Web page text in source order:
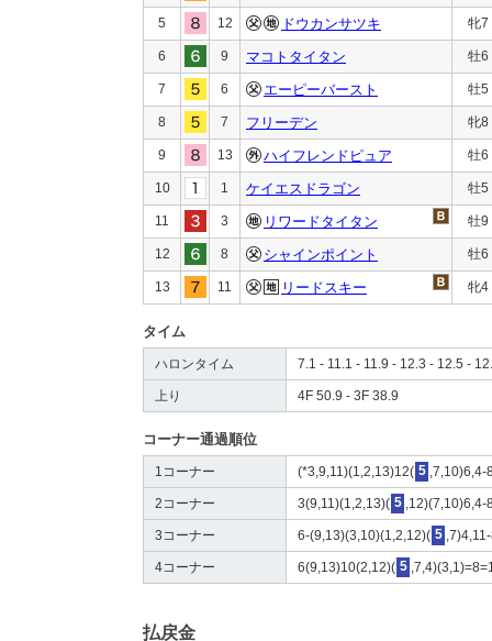
5 12 ドウカンサツキ 牝7
6 9 マコトタイタン 牡6
7 6 エーピーバースト 牡5
8 7 フリーデン 牝8
9 13 ハイフレンドピュア 牡6
10 1 ケイエスドラゴン 牡5
11 3 リワードタイタン 牡9
12 8 シャインポイント 牡6
13 11 リードスキー 牝4
タイム
ハロンタイム 7.1 - 11.1 - 11.9 - 12.3 - 12.5 -
上り 4F 50.9 - 3F 38.9
コーナー通過順位
1コーナー (*3,9,11)(1,2,13)12( 5 ,7,10)6,4-
2コーナー 3(9,11)(1,2,13)( 5 ,12)(7,10)6,4-
3コーナー 6-(9,13)(3,10)(1,2,12)( 5
4コーナー 6(9,13)10(2,12)( 5
払戻金